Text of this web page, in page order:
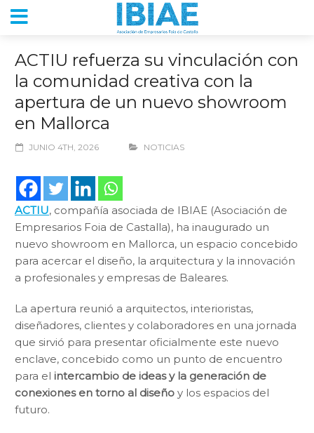
ACTIU refuerza su vinculación con
la comunidad creativa con la
apertura de un nuevo showroom
en Mallorca
JUNIO 4TH, 2026 NOTICIAS
ACTIU, compañía asociada de IBIAE (Asociación de
Empresarios Foia de Castalla), ha inaugurado un
nuevo showroom en Mallorca, un espacio concebido
para acercar el diseño, la arquitectura y la innovación
a profesionales y empresas de Baleares.
La apertura reunió a arquitectos, interioristas,
diseñadores, clientes y colaboradores en una jornada
que sirvió para presentar oficialmente este nuevo
enclave, concebido como un punto de encuentro
para el intercambio de ideas y la generación de
conexiones en torno al diseño y los espacios del
futuro.